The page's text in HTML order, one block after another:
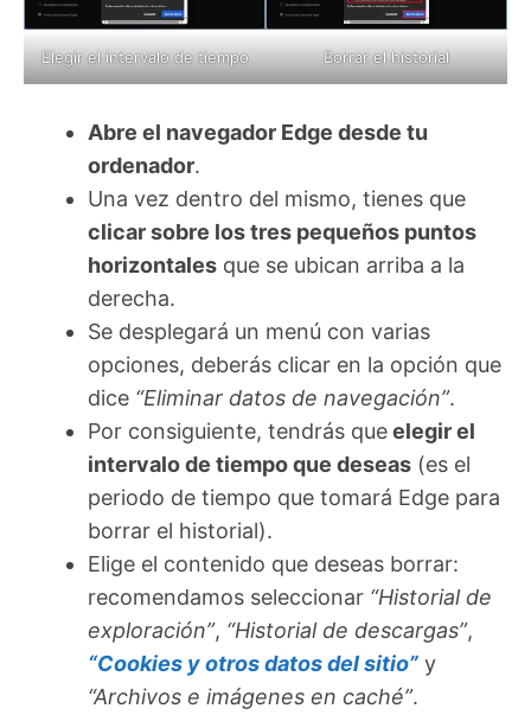
Elegir el intervalo de tiempo Borrar el historial
Abre el navegador Edge desde tu
ordenador.
Una vez dentro del mismo, tienes que
clicar sobre los tres pequeños puntos
horizontales que se ubican arriba a la
derecha.
Se desplegará un menú con varias
opciones, deberás clicar en la opción que
dice “Eliminar datos de navegación”.
Por consiguiente, tendrás queelegir el
intervalo de tiempo que deseas (es el
periodo de tiempo que tomará Edge para
borrar el historial).
Elige el contenido que deseas borrar:
recomendamos seleccionar “Historial de
exploración”, “Historial de descargas”,
“Cookies y otros datos del sitio” y
“Archivos e imágenes en caché”.